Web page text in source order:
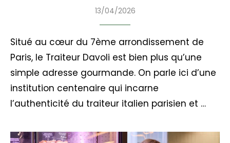
13/04/2026
Situé au cœur du 7ème arrondissement de
Paris, le Traiteur Davoli est bien plus qu’une
simple adresse gourmande. On parle ici d’une
institution centenaire qui incarne
l’authenticité du traiteur italien parisien et …